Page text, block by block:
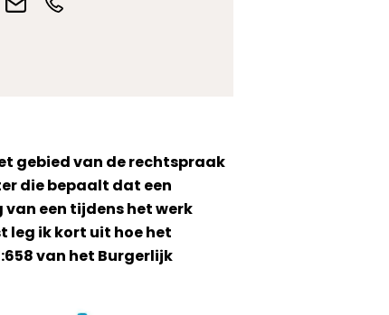
gebied van de rechtspraak
die bepaalt dat een
een tijdens het werk
leg ik kort uit hoe het
van het Burgerlijk